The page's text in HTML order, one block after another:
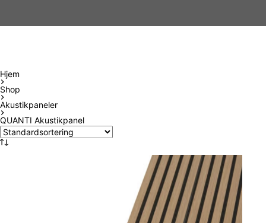
Hjem
Shop
Akustikpaneler
QUANTI Akustikpanel